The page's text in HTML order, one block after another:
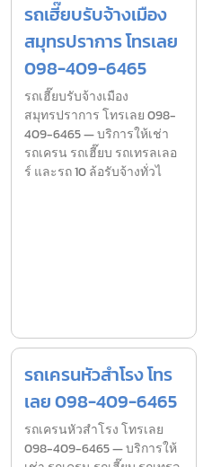
รถเฮี๊ยบรับจ้างเมือง
สมุทรปราการ โทรเลย
098-409-6465
รถเฮี๊ยบรับจ้างเมือง
สมุทรปราการ โทรเลย 098-
409-6465 — บริการให้เช่า
รถเครน รถเฮี๊ยบ รถเทรลเลอ
ร์ และรถ 10 ล้อรับจ้างทั่วไ
รถเครนหัวสำโรง โทร
เลย 098-409-6465
รถเครนหัวสำโรง โทรเลย
098-409-6465 — บริการให้